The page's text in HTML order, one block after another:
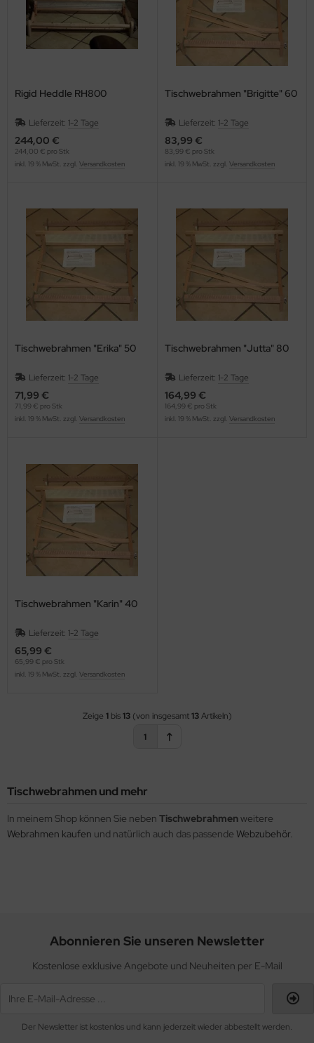
Rigid Heddle RH800
Lieferzeit: 1-2 Tage
244,00 €
244,00 € pro Stk
inkl. 19 % MwSt. zzgl. Versandkosten
Tischwebrahmen "Brigitte" 60
Lieferzeit: 1-2 Tage
83,99 €
83,99 € pro Stk
inkl. 19 % MwSt. zzgl. Versandkosten
Tischwebrahmen "Erika" 50
Lieferzeit: 1-2 Tage
71,99 €
71,99 € pro Stk
inkl. 19 % MwSt. zzgl. Versandkosten
Tischwebrahmen "Jutta" 80
Lieferzeit: 1-2 Tage
164,99 €
164,99 € pro Stk
inkl. 19 % MwSt. zzgl. Versandkosten
Tischwebrahmen "Karin" 40
Lieferzeit: 1-2 Tage
65,99 €
65,99 € pro Stk
inkl. 19 % MwSt. zzgl. Versandkosten
Zeige 1bis13(von insgesamt13Artikeln)
1
Tischwebrahmen und mehr
In meinem Shop können Sie neben Tischwebrahmenweitere
Webrahmen kaufen und natürlich auch das passende Webzubehör.
Abonnieren Sie unseren Newsletter
Kostenlose exklusive Angebote und Neuheiten per E-Mail
Der Newsletter ist kostenlos und kann jederzeit wieder abbestellt werden.